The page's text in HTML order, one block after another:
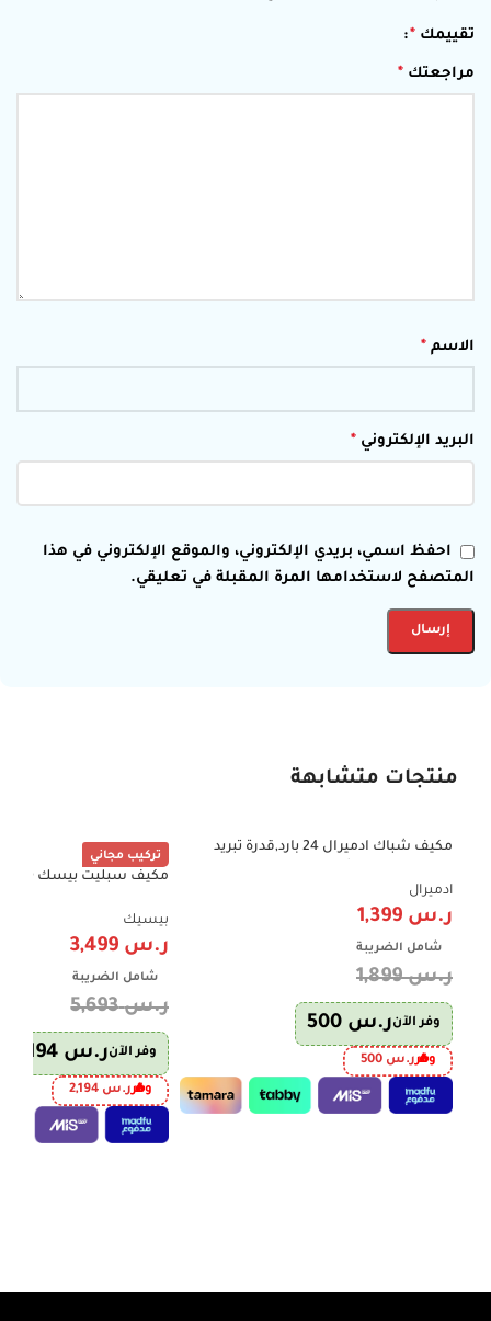
تقييمك *
مراجعتك *
الاسم *
البريد الإلكتروني *
احفظ اسمي، بريدي الإلكتروني، والموقع الإلكتروني في هذا
المتصفح لاستخدامها المرة المقبلة في تعليقي.
منتجات متشابهة
-26%
مكيف شباك ادميرال 24 بارد,قدرة تبريد
ادميرال
ر.س
شامل الضريبة
ر.س1,899
وفر الآنر.س
وفرر.س 500
تركيب مجاني
-39%
هرتز BSACCA-FI30CB
بيسيك
ر.س
شامل الضريبة
ر.س5,693
وفر الآنر.س
وفرر.س 2,194